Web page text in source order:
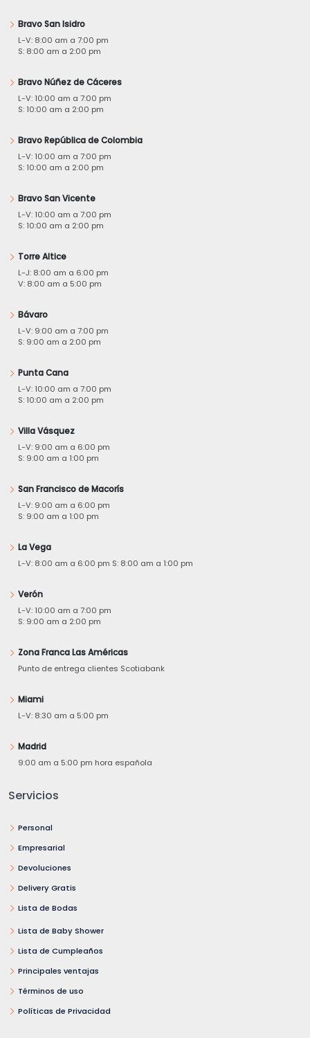
Bravo San Isidro
L-V: 8:00 am a 7:00 pm
S: 8:00 am a 2:00 pm
Bravo Núñez de Cáceres
L-V: 10:00 am a 7:00 pm
S: 10:00 am a 2:00 pm
Bravo República de Colombia
L-V: 10:00 am a 7:00 pm
S: 10:00 am a 2:00 pm
Bravo San Vicente
L-V: 10:00 am a 7:00 pm
S: 10:00 am a 2:00 pm
Torre Altice
L-J: 8:00 am a 6:00 pm
V: 8:00 am a 5:00 pm
Bávaro
L-V: 9:00 am a 7:00 pm
S: 9:00 am a 2:00 pm
Punta Cana
L-V: 10:00 am a 7:00 pm
S: 10:00 am a 2:00 pm
Villa Vásquez
L-V: 9:00 am a 6:00 pm
S: 9:00 am a 1:00 pm
San Francisco de Macorís
L-V: 9:00 am a 6:00 pm
S: 9:00 am a 1:00 pm
La Vega
L-V: 8:00 am a 6:00 pm S: 8:00 am a 1:00 pm
Verón
L-V: 10:00 am a 7:00 pm
S: 9:00 am a 2:00 pm
Zona Franca Las Américas
Punto de entrega clientes Scotiabank
Miami
L-V: 8:30 am a 5:00 pm
Madrid
9:00 am a 5:00 pm hora española
Servicios
Personal
Empresarial
Devoluciones
Delivery Gratis
Lista de Bodas
Lista de Baby Shower
Lista de Cumpleaños
Principales ventajas
Términos de uso
Políticas de Privacidad